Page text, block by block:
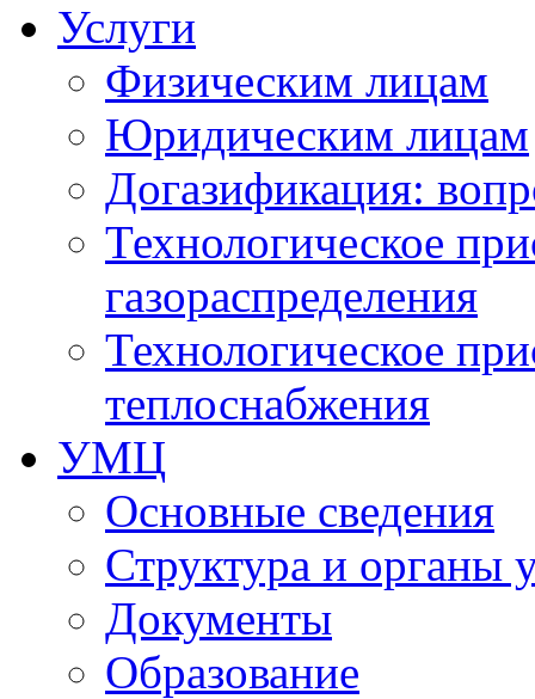
Услуги
Физическим лицам
Юридическим лицам
Догазификация:
Технологическое
газораспределения
Технологическое
теплоснабжения
УМЦ
Основные сведения
Структура и органы
Документы
Образование